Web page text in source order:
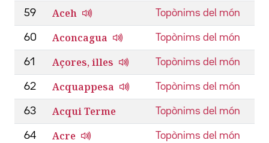
59 Aceh Topònims del món
60 Aconcagua Topònims del món
61 Açores, illes Topònims del món
62 Acquappesa Topònims del món
63 Acqui Terme Topònims del món
64 Acre Topònims del món